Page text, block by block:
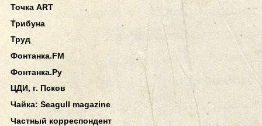
Точка ART
Трибуна
Труд
Фонтанка.FM
Фонтанка.Ру
ЦДИ, г. Псков
Чайка: Seagull magazine
Частный корреспондент